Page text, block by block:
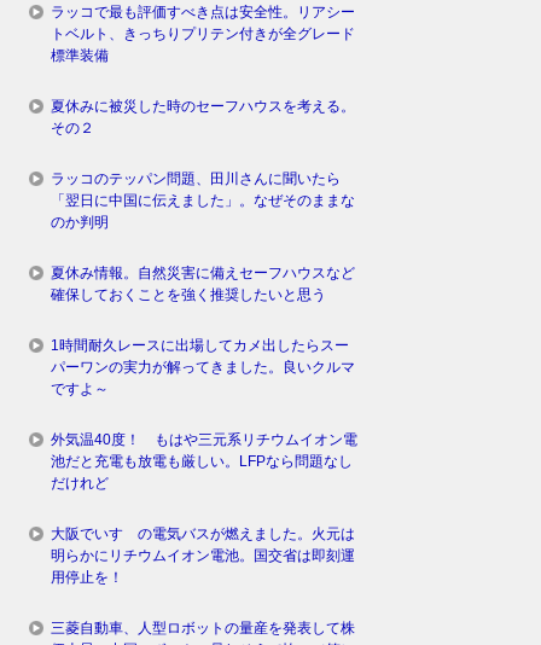
ラッコで最も評価すべき点は安全性。リアシー
トベルト、きっちりプリテン付きが全グレード
標準装備
夏休みに被災した時のセーフハウスを考える。
その２
ラッコのテッパン問題、田川さんに聞いたら
「翌日に中国に伝えました」。なぜそのままな
のか判明
夏休み情報。自然災害に備えセーフハウスなど
確保しておくことを強く推奨したいと思う
1時間耐久レースに出場してカメ出したらスー
パーワンの実力が解ってきました。良いクルマ
ですよ～
外気温40度！ もはや三元系リチウムイオン電
池だと充電も放電も厳しい。LFPなら問題なし
だけれど
大阪でいすゞの電気バスが燃えました。火元は
明らかにリチウムイオン電池。国交省は即刻運
用停止を！
三菱自動車、人型ロボットの量産を発表して株